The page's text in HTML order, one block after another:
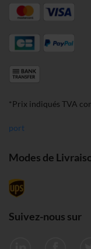
*Prix indiqués TVA
port
Modes de
Suivez-nous sur